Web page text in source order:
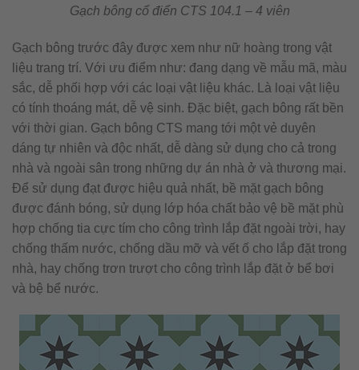
Gạch bông cổ điển CTS 104.1 – 4 viên
Gạch bông trước đây được xem như nữ hoàng trong vật
liệu trang trí. Với ưu điểm như: đang dạng về mẫu mã, màu
sắc, dễ phối hợp với các loại vật liệu khác. Là loại vật liệu
có tính thoáng mát, dễ vệ sinh. Đặc biệt, gạch bông rất bền
với thời gian. Gạch bông CTS mang tới một vẻ duyên
dáng tự nhiên và độc nhất, dễ dàng sử dụng cho cả trong
nhà và ngoài sân trong những dự án nhà ở và thương mại.
Để sử dụng đạt được hiệu quả nhất, bề mặt gạch bông
được đánh bóng, sử dụng lớp hóa chất bảo vệ bề mặt phù
hợp chống tia cực tím cho công trình lắp đặt ngoài trời, hay
chống thấm nước, chống dầu mỡ và vết ố cho lắp đặt trong
nhà, hay chống trơn trượt cho công trình lắp đặt ở bể bơi
và bệ bể nước.